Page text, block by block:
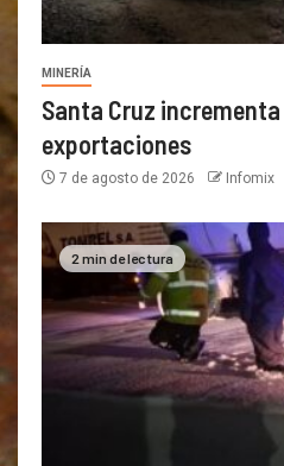
MINERÍA
Santa Cruz
exportaciones
7 de agosto de 2026 Infomix
2 min de lectura